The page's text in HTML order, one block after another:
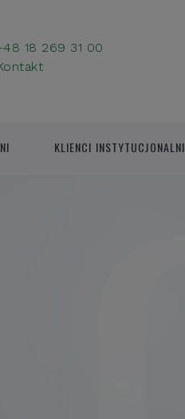
18 269 31 00
KLIENCI INSTYTUCJONALNI